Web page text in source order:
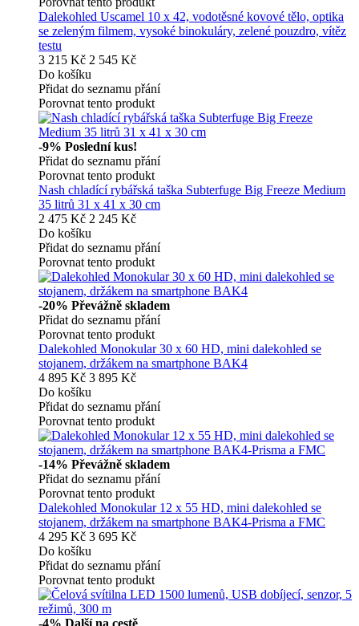
Dalekohled Uscamel 10 x 42, vodotěsné kovové tělo, optika
se zeleným filmem, vysoké binokuláry, zelené pouzdro, vítěz
testu
3 215 Kč 2 545 Kč
Do košíku
Přidat do seznamu přání
Porovnat tento produkt
-9% Poslední kus!
Přidat do seznamu přání
Porovnat tento produkt
Nash chladící rybářská taška Subterfuge Big Freeze Medium
35 litrů 31 x 41 x 30 cm
2 475 Kč 2 245 Kč
Do košíku
Přidat do seznamu přání
Porovnat tento produkt
-20% Převážně skladem
Přidat do seznamu přání
Porovnat tento produkt
Dalekohled Monokular 30 x 60 HD, mini dalekohled se
stojanem, držákem na smartphone BAK4
4 895 Kč 3 895 Kč
Do košíku
Přidat do seznamu přání
Porovnat tento produkt
-14% Převážně skladem
Přidat do seznamu přání
Porovnat tento produkt
Dalekohled Monokular 12 x 55 HD, mini dalekohled se
stojanem, držákem na smartphone BAK4-Prisma a FMC
4 295 Kč 3 695 Kč
Do košíku
Přidat do seznamu přání
Porovnat tento produkt